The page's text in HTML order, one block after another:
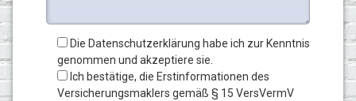
Die Datenschutzerklärung habe ich zur Kenntnis
genommen und akzeptiere sie.
Ich bestätige, die Erstinformationen des
Versicherungsmaklers gemäß § 15 VersVermV